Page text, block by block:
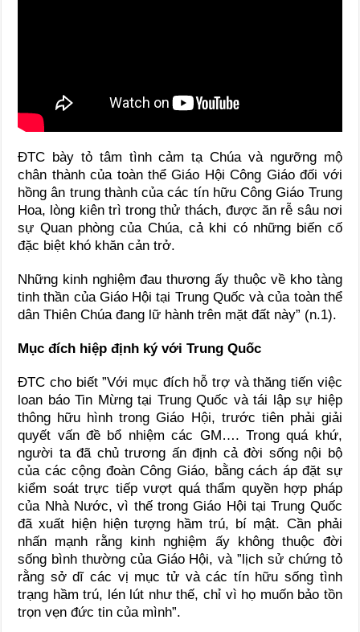
ĐTC bày tỏ tâm tình cảm tạ Chúa và ngưỡng mộ
chân thành của toàn thể Giáo Hội Công Giáo đối với
hồng ân trung thành của các tín hữu Công Giáo Trung
Hoa, lòng kiên trì trong thử thách, được ăn rễ sâu nơi
sự Quan phòng của Chúa, cả khi có những biến cố
đặc biệt khó khăn cản trở.
Những kinh nghiệm đau thương ấy thuộc về kho tàng
tinh thần của Giáo Hội tại Trung Quốc và của toàn thể
dân Thiên Chúa đang lữ hành trên mặt đất này” (n.1).
Mục đích hiệp định ký với Trung Quốc
ĐTC cho biết ”Với mục đích hỗ trợ và thăng tiến việc
loan báo Tin Mừng tại Trung Quốc và tái lập sự hiệp
thông hữu hình trong Giáo Hội, trước tiên phải giải
quyết vấn đề bổ nhiệm các GM…. Trong quá khứ,
người ta đã chủ trương ấn định cả đời sống nội bộ
của các cộng đoàn Công Giáo, bằng cách áp đặt sự
kiểm soát trực tiếp vượt quá thẩm quyền hợp pháp
của Nhà Nước, vì thế trong Giáo Hội tại Trung Quốc
đã xuất hiện hiện tượng hầm trú, bí mật. Cần phải
nhấn mạnh rằng kinh nghiệm ấy không thuộc đời
sống bình thường của Giáo Hội, và ”lịch sử chứng tỏ
rằng sở dĩ các vị mục tử và các tín hữu sống tình
trạng hầm trú, lén lút như thế, chỉ vì họ muốn bảo tồn
trọn vẹn đức tin của mình”.